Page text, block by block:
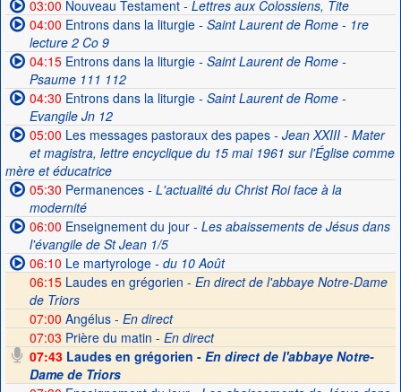
03:00 Nouveau Testament- Lettres aux Colossiens, Tite
04:00 Entrons dans la liturgie- Saint Laurent de Rome - 1re
lecture 2 Co 9
04:15Entrons dans la liturgie- Saint Laurent de Rome -
Psaume 111 112
04:30 Entrons dans la liturgie- Saint Laurent de Rome -
Evangile Jn 12
05:00 Les messages pastoraux des papes- Jean XXIII - Mater
et magistra, lettre encyclique du 15 mai 1961 sur l'Église comme
mère et éducatrice
05:30 Permanences- L'actualité du Christ Roi face à la
modernité
06:00 Enseignement du jour- Les abaissements de Jésus dans
l'évangile de St Jean 1/5
06:10 Le martyrologe- du 10 Août
06:15Laudes en grégorien - En direct de l'abbaye Notre-Dame
de Triors
07:00 Angélus - En direct
07:03 Prière du matin - En direct
07:43Laudes en grégorien - En direct de l'abbaye Notre-
Dame de Triors